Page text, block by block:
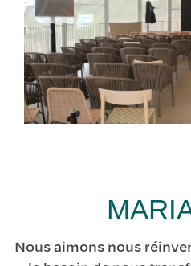
Nous aimons nous